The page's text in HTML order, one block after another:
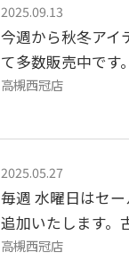
2025.09.13
今週から秋冬アイ
て多数販売中です
高槻西冠店
2025.05.27
毎週 水曜日はセ
追加いたします。
高槻西冠店